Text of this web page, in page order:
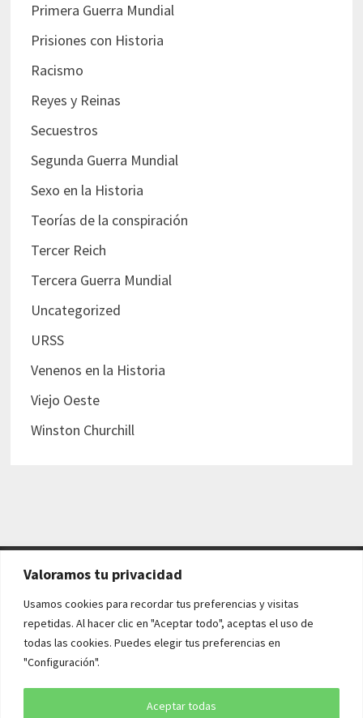
Valoramos tu privacidad
Usamos cookies para recordar tus preferencias y visitas
repetidas. Al hacer clic en "Aceptar todo", aceptas el uso de
todas las cookies. Puedes elegir tus preferencias en
"Configuración".
Aceptar todas
Primera Guerra Mundial
Prisiones con Historia
Racismo
Reyes y Reinas
Secuestros
Segunda Guerra Mundial
Sexo en la Historia
Teorías de la conspiración
Tercer Reich
Tercera Guerra Mundial
Uncategorized
URSS
Venenos en la Historia
Viejo Oeste
Winston Churchill
AVISO LEGAL Y POLÍTICAS
Aviso legal
Política de cookies